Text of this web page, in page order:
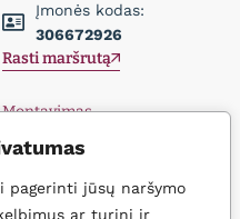
pagerinti jūsų naršymo
ar turinį ir
Įmonės kodas:
306672926
Rasti maršrutą
Montavimas
Didmena
Kontaktai